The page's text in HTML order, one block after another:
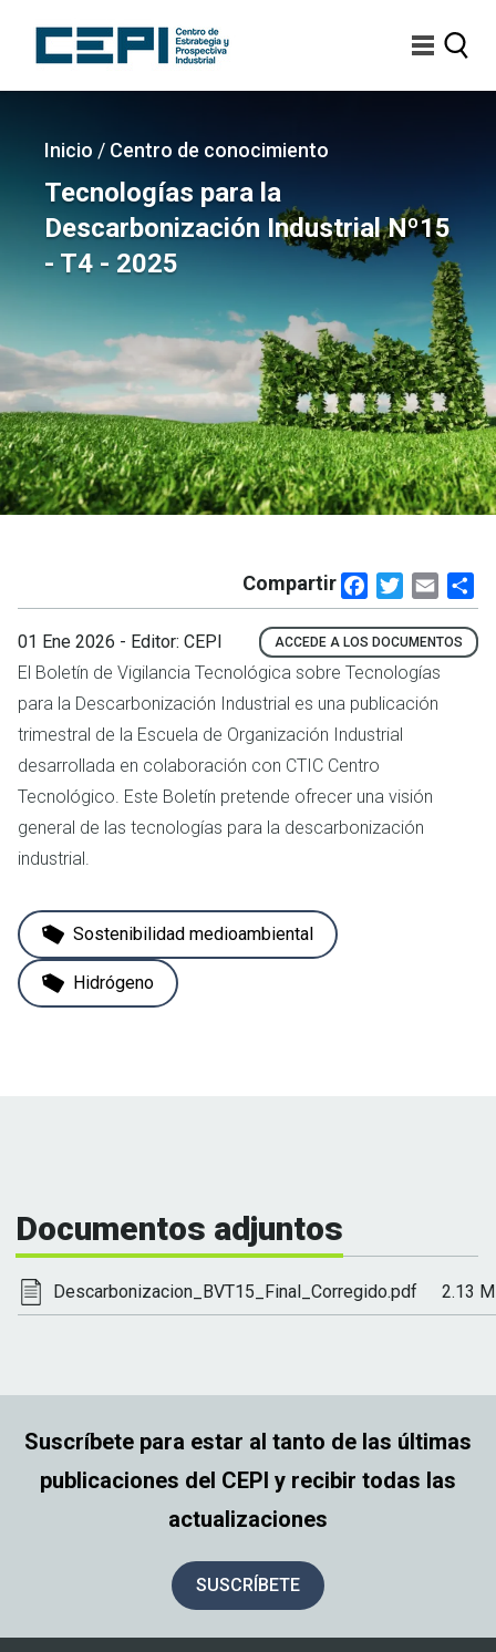
contenido
principal
Sobrescribir
enlaces
ayuda
a
navegación
Inicio / Centro de conocimiento
Tecnologías para la
Descarbonización Industrial Nº15
- T4 - 2025
Compartir FacebookTwitterEmail
01 Ene 2026 - Editor: CEPI ACCEDE A LOS DOCUMENTOS
El Boletín de Vigilancia Tecnológica sobre Tecnologías
para la Descarbonización Industrial es una publicación
trimestral de la Escuela de Organización Industrial
desarrollada en colaboración con CTIC Centro
Tecnológico. Este Boletín pretende ofrecer una visión
general de las tecnologías para la descarbonización
industrial.
Sostenibilidad medioambiental
Hidrógeno
Documentos adjuntos
Descarbonizacion_BVT15_Final_Corregido.pdf 2.13
Suscríbete para estar al tanto de las últimas
publicaciones del CEPI y recibir todas las
actualizaciones
SUSCRÍBETE